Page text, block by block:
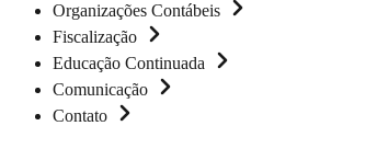
Organizações Contábeis
Fiscalização
Educação Continuada
Comunicação
Contato